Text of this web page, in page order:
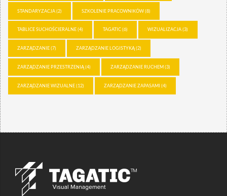
STANDARYZACJA(2) SZKOLENIE PRACOWNIKÓW(8)
TABLICE SUCHOŚCIERALNE(4) TAGATIC(6) WIZUALIZACJA(3)
ZARZĄDZANIE(7) ZARZĄDZANIE LOGISTYKĄ(2)
ZARZĄDZANIE PRZESTRZENIĄ(4) ZARZĄDZANIE RUCHEM(3)
ZARZĄDZANIE WIZUALNE(12) ZARZĄDZANIE ZAPASAMI (4)